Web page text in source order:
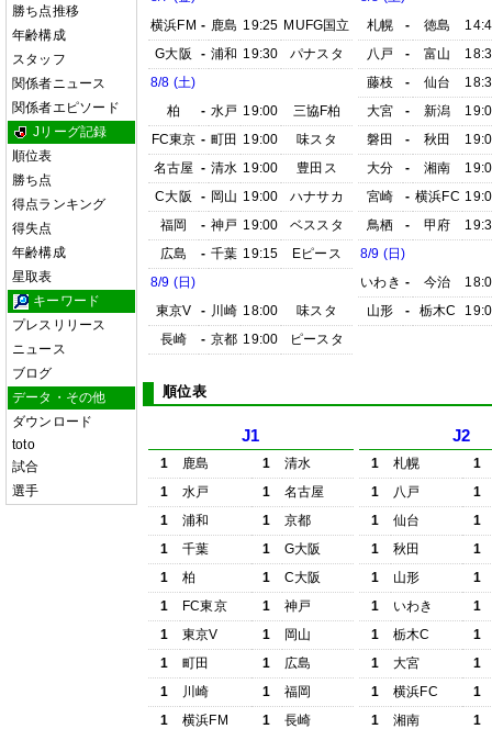
勝ち点推移
年齢構成
スタッフ
関係者ニュース
関係者エピソード
Jリーグ記録
順位表
勝ち点
得点ランキング
得失点
年齢構成
星取表
キーワード
プレスリリース
ニュース
ブログ
データ・その他
ダウンロード
toto
試合
選手
横浜FM - 鹿島 19:25 MUFG国立
G大阪
- 浦和 19:30
パナスタ
8/8 (土)
柏
- 水戸 19:00
三協F柏
FC東京 - 町田 19:00
味スタ
名古屋 - 清水 19:00
豊田ス
C大阪
- 岡山 19:00
ハナサカ
福岡
- 神戸 19:00
ベススタ
広島
- 千葉 19:15
Eピース
8/9 (日)
東京V
- 川崎 18:00
味スタ
長崎
- 京都 19:00 ピースタ
札幌
- 徳島
八戸
- 富山
藤枝
- 仙台
大宮
- 新潟
磐田
- 秋田
大分
- 湘南
宮崎
- 横浜FC
鳥栖
- 甲府
8/9 (日)
いわき - 今治
山形
- 栃木C
順位表
J1
1 鹿島 1
清水
1
水戸 1
名古屋
1
浦和 1
京都
1
千葉 1
G大阪
1
柏 1
C大阪
1
FC東京 1
神戸
1
東京V 1
岡山
1
町田 1
広島
1
川崎 1
福岡
1
横浜FM 1 長崎
J2
1 札幌
1
1
八戸
1
1
仙台
1
1
秋田
1
1
山形
1
1
いわき
1
1
栃木C
1
1
大宮
1
1
横浜FC
1
1
湘南 1